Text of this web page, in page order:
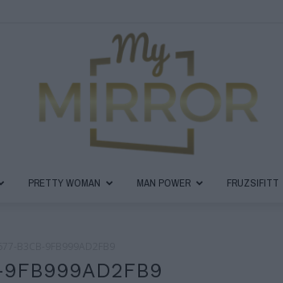
PRETTY WOMAN MAN POWER FRUZSIFITT